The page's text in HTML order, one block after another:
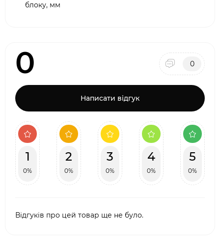
блоку, мм
0 0
Написати відгук
1
0%
2
0%
3
0%
4
0%
5
0%
Відгуків про цей товар ще не було.